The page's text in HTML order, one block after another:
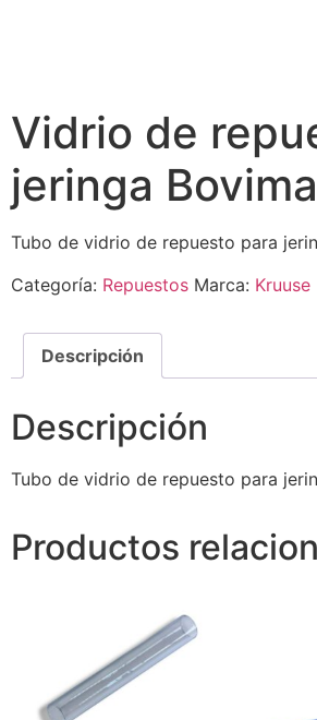
Vidrio de
jeringa
Tubo de vidrio de repuesto para
Categoría: Repuestos Marca: Kruuse
Descripción
Descripción
Tubo de vidrio de repuesto para
Productos